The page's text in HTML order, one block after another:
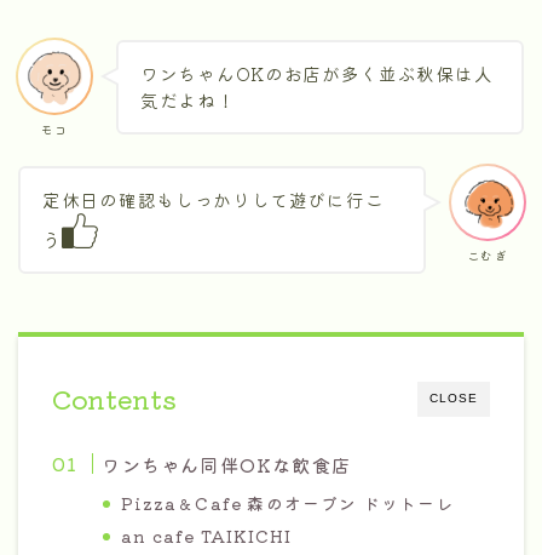
モコ
ワンちゃんOKのお店が多く並ぶ秋保は人
気だよね！
こむぎ
定休日の確認もしっかりして遊びに行こ
う
CLOSE
Contents
ワンちゃん同伴OKな飲食店
Pizza＆Cafe 森のオーブン ドットーレ
an cafe TAIKICHI